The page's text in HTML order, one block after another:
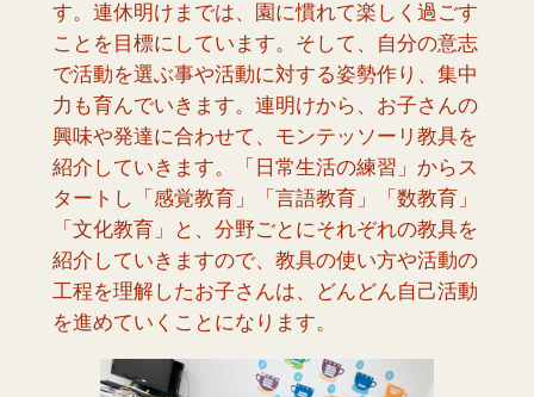
す。連休明けまでは、園に慣れて楽しく過ごす
ことを目標にしています。そして、自分の意志
で活動を選ぶ事や活動に対する姿勢作り、集中
力も育んでいきます。連明けから、お子さんの
興味や発達に合わせて、モンテッソーリ教具を
紹介していきます。「日常生活の練習」からス
タートし「感覚教育」「言語教育」「数教育」
「文化教育」と、分野ごとにそれぞれの教具を
紹介していきますので、教具の使い方や活動の
工程を理解したお子さんは、どんどん自己活動
を進めていくことになります。